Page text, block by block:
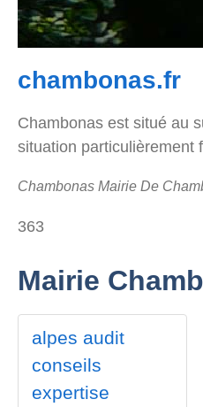
chambonas.fr
Chambonas est situé au
situation particulièrement
Chambonas Mairie De
363
Mairie
alpes audit
conseils
expertise